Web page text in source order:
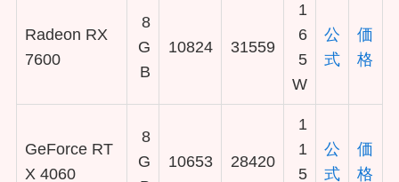
Radeon RX
7600
8
G
B
10824 31559
1
6
5
W
公
式
価
格
GeForce RT
X 4060
8
G
10653 28420
1
1
5
公
式
価
格